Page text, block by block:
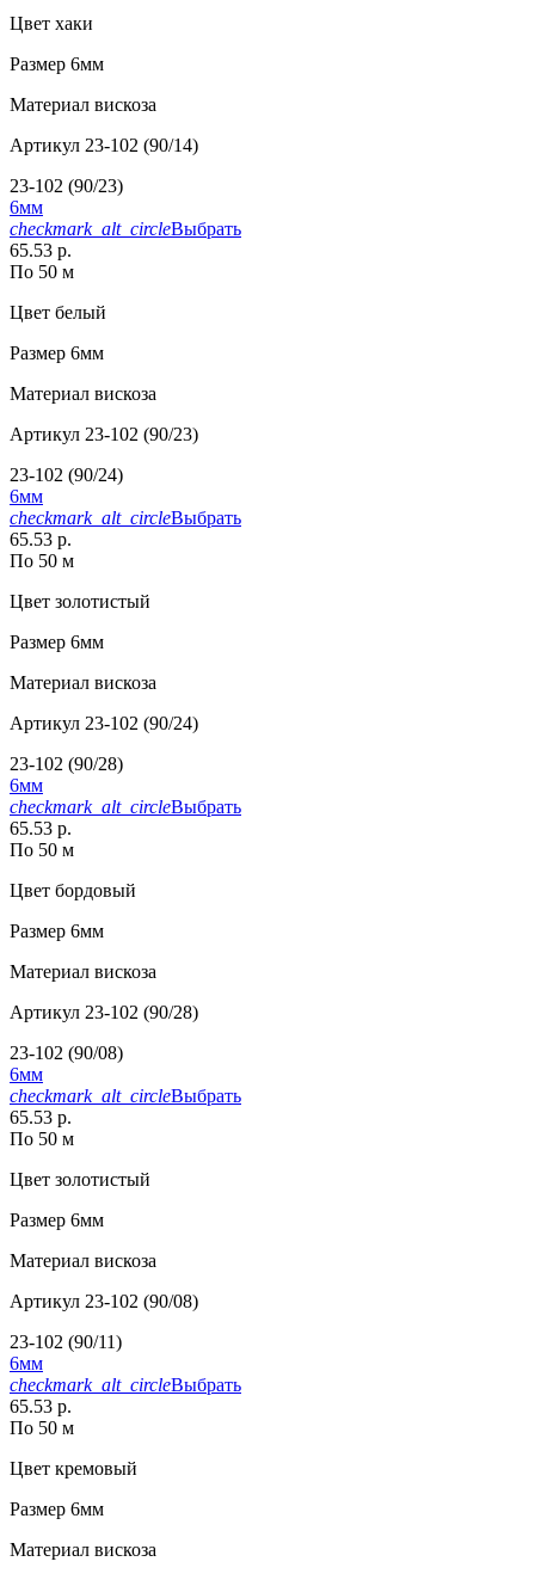
Цвет хаки
Размер 6мм
Материал вискоза
Артикул 23-102 (90/14)
23-102 (90/23)
6мм
checkmark_alt_circleВыбрать
65.53 р.
По 50 м
Цвет белый
Размер 6мм
Материал вискоза
Артикул 23-102 (90/23)
23-102 (90/24)
6мм
checkmark_alt_circleВыбрать
65.53 р.
По 50 м
Цвет золотистый
Размер 6мм
Материал вискоза
Артикул 23-102 (90/24)
23-102 (90/28)
6мм
checkmark_alt_circleВыбрать
65.53 р.
По 50 м
Цвет бордовый
Размер 6мм
Материал вискоза
Артикул 23-102 (90/28)
23-102 (90/08)
6мм
checkmark_alt_circleВыбрать
65.53 р.
По 50 м
Цвет золотистый
Размер 6мм
Материал вискоза
Артикул 23-102 (90/08)
23-102 (90/11)
6мм
checkmark_alt_circleВыбрать
65.53 р.
По 50 м
Цвет кремовый
Размер 6мм
Материал вискоза